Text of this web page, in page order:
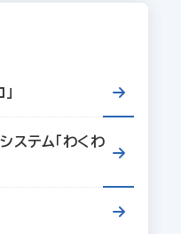
ステム「わくわ